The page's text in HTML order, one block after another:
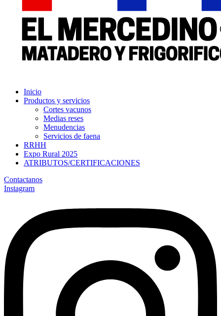
Inicio
Productos y servicios
Cortes vacunos
Medias reses
Menudencias
Servicios de faena
RRHH
Expo Rural 2025
ATRIBUTOS/CERTIFICACIONES
Contactanos
Instagram